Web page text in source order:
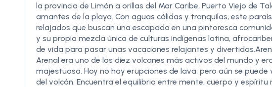
la provincia de Limón a orillas del Mar Caribe, Puerto Viejo de
amantes de la playa. Con aguas cálidas y tranquilas, este
relajados que buscan una escapada en una pintoresca
y su propia mezcla única de culturas indígenas latina,
de vida para pasar unas vacaciones relajantes y
Arenal era uno de los diez volcanes más activos del mundo y
majestuosa. Hoy no hay erupciones de lava, pero aún se
del volcán. Encuentra el equilibrio entre mente, cuerpo y